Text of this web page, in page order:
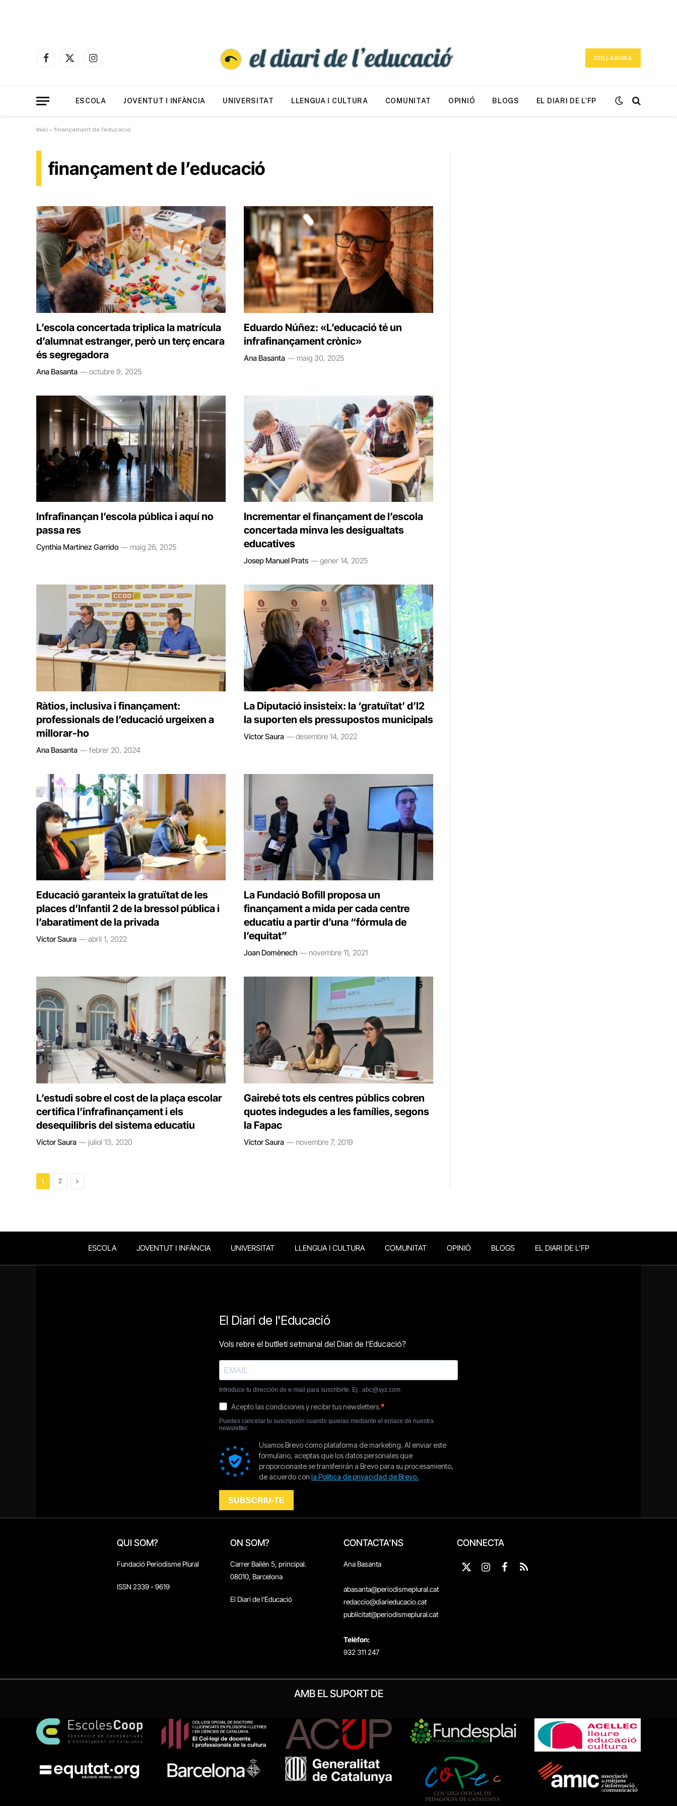
Facebook
X
Instagram
COL·LABORA
ESCOLA JOVENTUT I INFÀNCIA UNIVERSITAT LLENGUA I CULTURA COMUNITAT OPINIÓ BLOGS EL DIARI DE L’FP
Inici » finançament de l'educació
finançament de l’educació
L’escola concertada triplica la matrícula
d’alumnat estranger, però un terç encara
és segregadora
Ana Basanta octubre 9, 2025
Eduardo Núñez: «L’educació té un
infrafinançament crònic»
Ana Basanta maig 30, 2025
Infrafinançan l’escola pública i aquí no
passa res
Cynthia Martínez Garrido maig 26, 2025
Incrementar el finançament de l’escola
concertada minva les desigualtats
educatives
Josep Manuel Prats gener 14, 2025
Ràtios, inclusiva i finançament:
professionals de l’educació urgeixen a
millorar-ho
Ana Basanta febrer 20, 2024
La Diputació insisteix: la ‘gratuïtat’ d’I2
la suporten els pressupostos municipals
Víctor Saura desembre 14, 2022
Educació garanteix la gratuïtat de les
places d’Infantil 2 de la bressol pública i
l’abaratiment de la privada
Víctor Saura abril 1, 2022
La Fundació Bofill proposa un
finançament a mida per cada centre
educatiu a partir d’una “fórmula de
l’equitat”
Joan Domènech novembre 11, 2021
L’estudi sobre el cost de la plaça escolar
certifica l’infrafinançament i els
desequilibris del sistema educatiu
Víctor Saura juliol 13, 2020
Gairebé tots els centres públics cobren
quotes indegudes a les famílies, segons
la Fapac
Víctor Saura novembre 7, 2019
1 2 Next
ESCOLA JOVENTUT I INFÀNCIA UNIVERSITAT LLENGUA I CULTURA COMUNITAT OPINIÓ BLOGS EL DIARI DE L’FP
QUI SOM?
Fundació Periodisme Plural
ISSN 2339 - 9619
ON SOM?
Carrer Bailén 5, principal.
08010, Barcelona
El Diari de l'Educació
CONTACTA'NS
Ana Basanta
abasanta@periodismeplural.cat
redaccio@diarieducacio.cat
publicitat@periodismeplural.cat
Telèfon:
932 311 247
CONNECTA
X
Instagram
Facebook
RSS
AMB EL SUPORT DE